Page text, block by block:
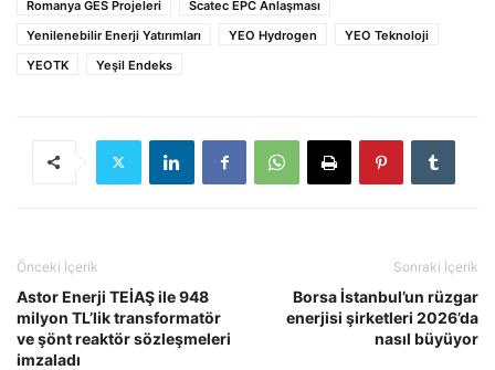
Romanya GES Projeleri
Scatec EPC Anlaşması
Yenilenebilir Enerji Yatırımları
YEO Hydrogen
YEO Teknoloji
YEOTK
Yeşil Endeks
Önceki İçerik
Astor Enerji TEİAŞ ile 948
milyon TL’lik transformatör
ve şönt reaktör sözleşmeleri
imzaladı
Sonraki İçerik
Borsa İstanbul’un rüzgar
enerjisi şirketleri 2026’da
nasıl büyüyor